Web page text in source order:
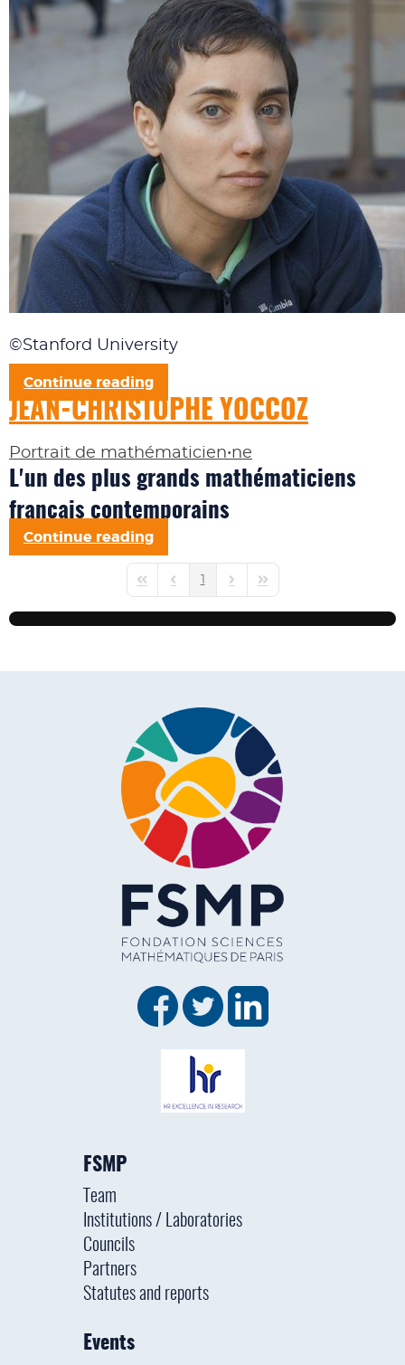
©Stanford University
Continue reading
JEAN-CHRISTOPHE YOCCOZ
Portrait de mathématicien•ne
L'un des plus grands mathématiciens
français contemporains
Continue reading
First PagePrevious PageNext PageLast Page
FSMP
Team
Institutions / Laboratories
Councils
Partners
Statutes and reports
Events